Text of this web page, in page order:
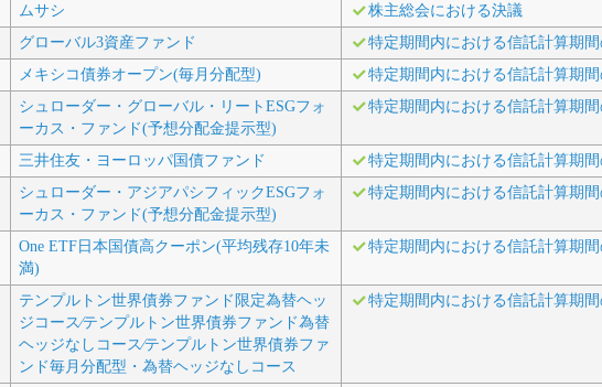
ムサシ
株主総会における決議
グローバル3資産ファンド
特定期間内における信託計算期
メキシコ債券オープン(毎月分配型)
特定期間内における信託計算期
シュローダー・グローバル・リートESGフォ
ーカス・ファンド(予想分配金提示型)
特定期間内における信託計算期
三井住友・ヨーロッパ国債ファンド
特定期間内における信託計算期
シュローダー・アジアパシフィックESGフォ
ーカス・ファンド(予想分配金提示型)
特定期間内における信託計算期
One ETF日本国債高クーポン(平均残存10年未
満)
特定期間内における信託計算期
テンプルトン世界債券ファンド限定為替ヘッ
ジコース⁄テンプルトン世界債券ファンド為替
ヘッジなしコース⁄テンプルトン世界債券ファ
ンド毎月分配型・為替ヘッジなしコース
特定期間内における信託計算期